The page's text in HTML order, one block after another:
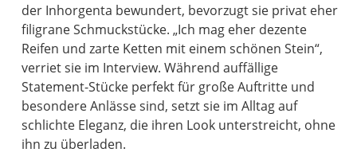
der Inhorgenta bewundert, bevorzugt sie privat eher
filigrane Schmuckstücke. „Ich mag eher dezente
Reifen und zarte Ketten mit einem schönen Stein“,
verriet sie im Interview. Während auffällige
Statement-Stücke perfekt für große Auftritte und
besondere Anlässe sind, setzt sie im Alltag auf
schlichte Eleganz, die ihren Look unterstreicht, ohne
ihn zu überladen.